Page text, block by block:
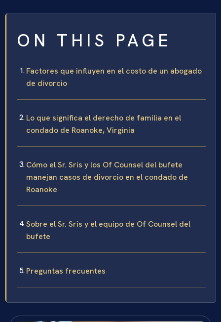
ON THIS PAGE
Factores que influyen en el costo de un abogado
de divorcio
Lo que significa el derecho de familia en el
condado de Roanoke, Virginia
Cómo el Sr. Sris y los Of Counsel del bufete
manejan casos de divorcio en el condado de
Roanoke
Sobre el Sr. Sris y el equipo de Of Counsel del
bufete
Preguntas frecuentes